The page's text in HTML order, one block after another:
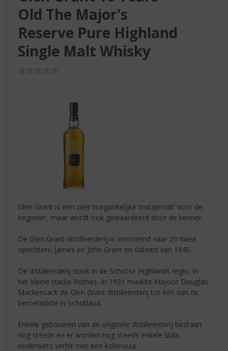
Old The Major's
Reserve Pure Highland
Single Malt Whisky
Glen Grant is een zeer toegankelijke ‘instapmalt’ voor de
beginner, maar wordt ook gewaardeerd door de kenner.
De Glen Grant distilleerderij is vernoemd naar z’n twee
oprichters: James en John Grant en dateert van 1840.
De distilleerderij staat in de Schotse Highlands regio, in
het kleine stadje Rothes. In 1931 maakte Majoor Douglas
Mackessack de Glen Grant distilleerderij tot één van de
beroemdste in Schotland.
Enkele gebouwen van de originele distilleerderij bestaan
nog steeds en er worden nog steeds enkele Stills
ouderwets verhit met een kolenvuur.